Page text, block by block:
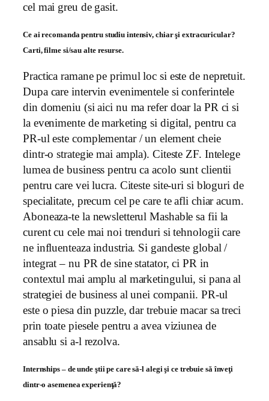
cel mai greu de gasit.
Ce ai recomanda pentru studiu intensiv, chiar şi extracuricular?
Carti, filme si/sau alte resurse.
Practica ramane pe primul loc si este de nepretuit.
Dupa care intervin evenimentele si conferintele
din domeniu (si aici nu ma refer doar la PR ci si
la evenimente de marketing si digital, pentru ca
PR-ul este complementar / un element cheie
dintr-o strategie mai ampla). Citeste ZF. Intelege
lumea de business pentru ca acolo sunt clientii
pentru care vei lucra. Citeste site-uri si bloguri de
specialitate, precum cel pe care te afli chiar acum.
Aboneaza-te la newsletterul Mashable sa fii la
curent cu cele mai noi trenduri si tehnologii care
ne influenteaza industria. Si gandeste global /
integrat – nu PR de sine statator, ci PR in
contextul mai amplu al marketingului, si pana al
strategiei de business al unei companii. PR-ul
este o piesa din puzzle, dar trebuie macar sa treci
prin toate piesele pentru a avea viziunea de
ansablu si a-l rezolva.
Internships – de unde ştii pe care să-l alegi şi ce trebuie să înveţi
dintr-o asemenea experienţă?